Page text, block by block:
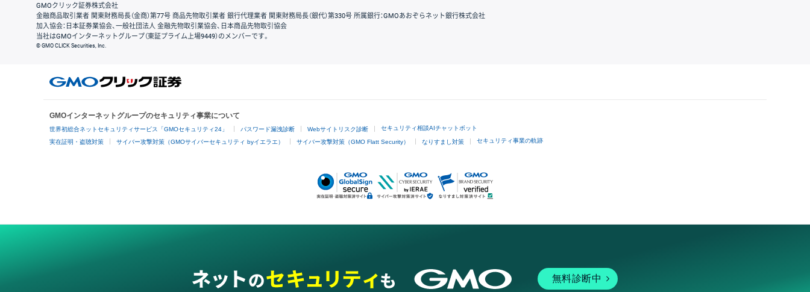
GMOクリック証券株式会社
金融商品取引業者 関東財務局長（金商）第77号 商品先物取引業者 銀行代理業者 関東財務局長（銀代）第330号 所属銀行：GMOあおぞらネット銀行株式会社
加入協会：日本証券業協会、一般社団法人 金融先物取引業協会、日本商品先物取引協会
当社はGMOインターネットグループ（東証プライム上場9449）のメンバーです。
© GMO CLICK Securities, Inc.
GMOインターネットグループのセキュリティ事業について
世界初総合ネットセキュリティサービス「GMOセキュリティ24」 パスワード漏洩診断 Webサイトリスク診断 セキュリティ相談AIチャットボット
実在証明・盗聴対策 サイバー攻撃対策（GMOサイバーセキュリティ byイエラエ） サイバー攻撃対策（GMO Flatt Security） なりすまし対策 セキュリティ事業の軌跡
無料診断中